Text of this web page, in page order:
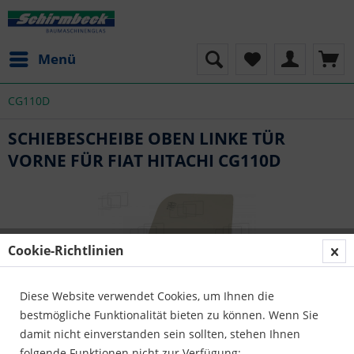
Menü
CG110D
SCHIEBESCHEIBE OBEN LINKE TÜR
VORNE FÜR FIAT HITACHI CG110D
Cookie-Richtlinien
Diese Website verwendet Cookies, um Ihnen die
bestmögliche Funktionalität bieten zu können. Wenn Sie
damit nicht einverstanden sein sollten, stehen Ihnen